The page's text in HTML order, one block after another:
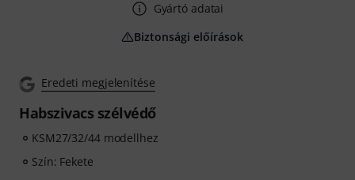
Eredeti megjelenítése
Habszivacs szélvédő
KSM27/32/44 modellhez
Szín: Fekete
Gyártó adatai
Biztonsági előírások